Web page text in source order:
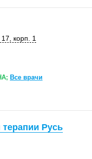
корп. 1
Все врачи
Русь